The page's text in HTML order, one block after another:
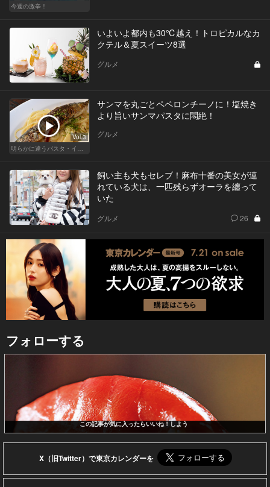
今週の激辛！
いよいよ都内も30℃越え！トロピカルなカ
クテル＆夏スイーツ8選
グルメ
Vol.3
明らかに違うパスタ・イタリアン
サンマを丸ごとペペロンチーノに！塩焼き
より旨いサンマパスタに悶絶！
グルメ
飼い主も犬もセレブ！麻布十番の美女が連
れている犬は、一匹残らずオーラを纏って
いた
グルメ 26
フォローする
この記事が気に入ったらいいね！しよう
X（旧Twitter）で東京カレンダーを